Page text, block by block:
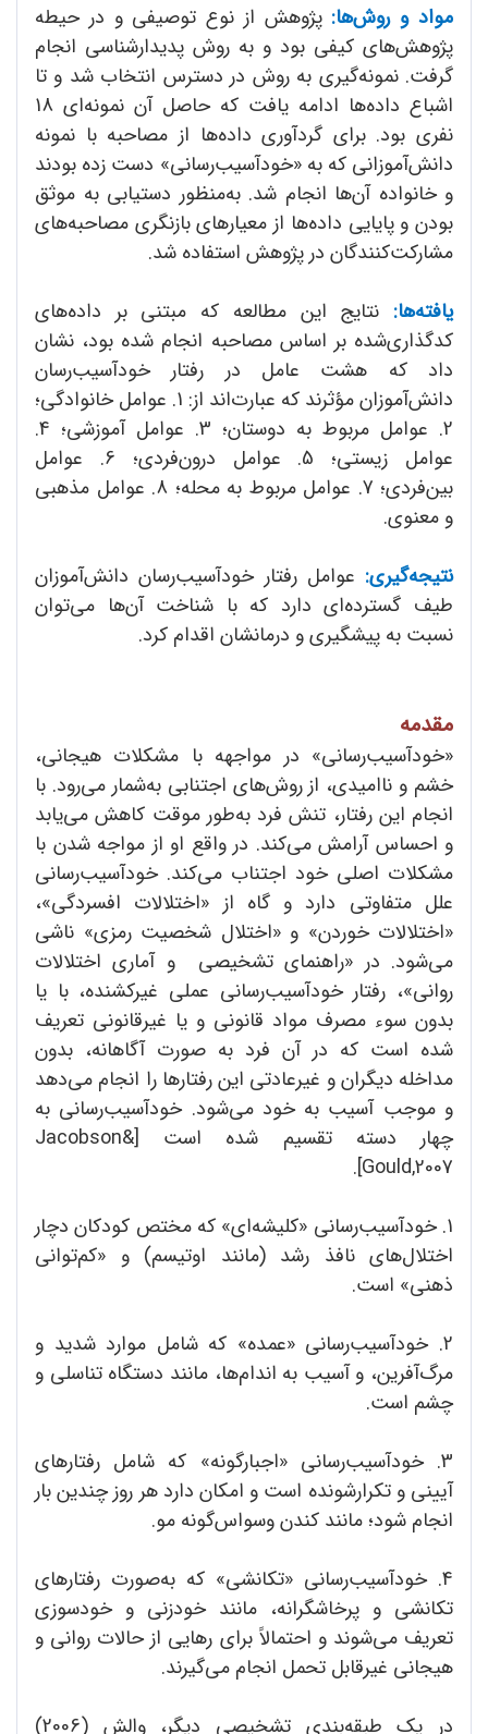
مواد و روش‌ها: پژوهش از نوع توصیفی و در حیطه
پژوهش‌های کیفی بود و به روش پدیدار‌شناسی انجام
گرفت. نمونه‌گیری به روش در دسترس انتخاب شد و تا
اشباع داده‌ها ادامه یافت که حاصل آن نمونه‌ای 18
نفری بود. برای گردآوری داده‌ها از مصاحبه با نمونه
دانش‌آموزانی که به «خود‌آسیب‌رسانی» دست زده بودند
و خانواده آن‌ها انجام شد. به‌منظور دستیابی به موثق
بودن و پایایی داده‌ها از معیارهای بازنگری مصاحبه‌های
مشارکت‌کنندگان در پژوهش استفاده شد.
یافته‌ها: نتایج این مطالعه که مبتنی بر داده‌های
کد‌گذاری‌شده بر اساس مصاحبه انجام شده بود، نشان
داد که هشت عامل در رفتار خود‌آسیب‌رسان
دانش‌آموزان مؤثرند که عبارت‌اند از: 1. عوامل خانوادگی؛
2. عوامل مربوط به دوستان؛ 3. عوامل آموزشی؛ 4.
عوامل زیستی؛ 5. عوامل درون‌‌فردی؛ 6. عوامل
بین‌فردی؛ 7. عوامل مربوط به محله؛ 8. عوامل مذهبی
و معنوی.
نتیجه‌گیری: عوامل رفتار خودآسیب‌رسان دانش‌آموزان
طیف گسترده‌ای دارد که با شناخت آن‌‌ها می‌توان
نسبت به پیشگیری و درمانشان اقدام کرد.
مقدمه
«خود‌آسیب‌رسانی» در مواجهه با مشکلات هیجانی،
خشم و ناامیدی، از روش‌های اجتنابی به‌شمار می‌‌رود. با
انجام این رفتار، تنش فرد به‌طور موقت کاهش می‌یابد
و احساس آرامش می‌کند. در واقع او از مواجه شدن با
مشکلات اصلی خود اجتناب می‌کند. خود‌آسیب‌رسانی
علل متفاوتی دارد و گاه از «اختلالات افسردگی»،
«اختلالات خوردن» و «اختلال شخصیت رمزی» ناشی
می‌شود. در «راهنمای تشخیصی و آماری اختلالات
روانی»، رفتار خود‌آسیب‌رسانی عملی غیرکشنده، با یا
بدون سوء مصرف مواد قانونی و یا غیرقانونی تعریف
شده است که در آن فرد به صورت آگاهانه، بدون
مداخله دیگران و غیرعادتی این رفتارها را انجام می‌دهد
و موجب آسیب به خود می‌شود. خود‌آسیب‌رسانی به
چهار دسته تقسیم شده است [Jacobson&
Gould,2007].
1. خود‌آسیب‌رسانی «کلیشه‌ای» که مختص کودکان دچار
اختلال‌های نافذ رشد (مانند اوتیسم) و «کم‌توانی
ذهنی» است.
2. خود‌آسیب‌رسانی «عمده» که شامل موارد شدید و
مرگ‌آفرین، و آسیب به اندام‌ها، مانند دستگاه‌ تناسلی و
چشم است.
3. خود‌آسیب‌رسانی «اجبار‌گونه» که شامل رفتارهای
آیینی و تکرار‌شونده است و امکان دارد هر روز چندین بار
انجام شود؛ مانند کندن وسواس‌گونه مو.
4. خود‌آسیب‌رسانی «تکانشی» که به‌صورت رفتارهای
تکانشی و پرخاشگرانه، مانند خودزنی و خودسوزی
تعریف می‌‌شوند و احتمالاً برای رهایی از حالات روانی و
هیجانی غیرقابل تحمل انجام می‌گیرند.
در یک طبقه‌بندی تشخیصی دیگر، والش (2006)